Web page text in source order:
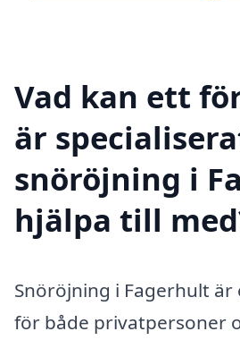
Vad kan ett
är
snöröjning i
hjälpa till
Snöröjning i Fagerhult
för både privatpersoner